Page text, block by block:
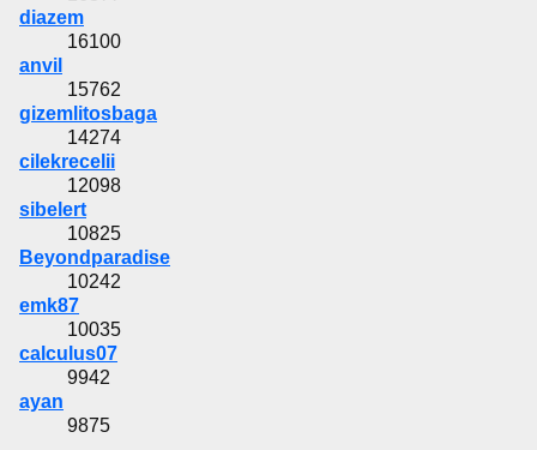
diazem
16100
anvil
15762
gizemlitosbaga
14274
cilekrecelii
12098
sibelert
10825
Beyondparadise
10242
emk87
10035
calculus07
9942
ayan
9875